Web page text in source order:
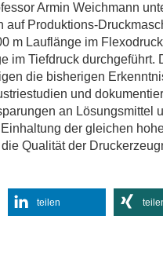
Armin Weichmann
auf Produktions-
m Lauflänge im
im Tiefdruck durchgeführt.
die bisherigen
und
an Lösungsmittel
der gleichen
Qualität der
teilen